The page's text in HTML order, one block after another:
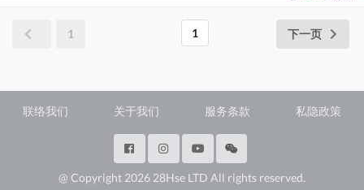
1 1 下一页
联络我们 关于我们 服务条款 私隐政策
@ Copyright 2026 28Hse LTD All rights reserved.